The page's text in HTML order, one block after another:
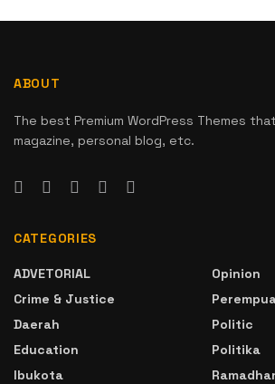
ABOUT
The best Premium WordPress Themes
magazine, personal blog, etc.
CATEGORIES
ADVETORIAL
Crime & Justice
Daerah
Education
Ibukota
Opinion
Politic
Politika